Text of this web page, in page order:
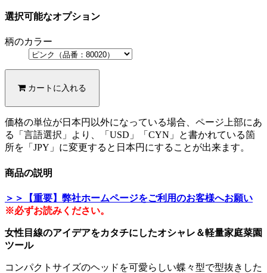
選択可能なオプション
柄のカラー
カートに入れる
価格の単位が日本円以外になっている場合、ページ上部にあ
る「言語選択」より、「USD」「CYN」と書かれている箇
所を「JPY」に変更すると日本円にすることが出来ます。
商品の説明
＞＞【重要】弊社ホームページをご利用のお客様へお願い
※必ずお読みください。
女性目線のアイデアをカタチにしたオシャレ＆軽量家庭菜園
ツール
コンパクトサイズのヘッドを可愛らしい蝶々型で型抜きした